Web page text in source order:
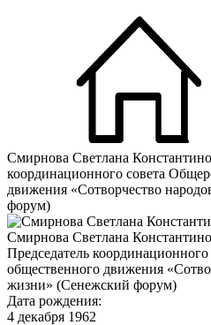
Смирнова Светлана
координационного совета
движения «Сотворчество
форум)
Смирнова Светлана
Председатель
общественного движения
жизни» (Сенежский форум)
Дата рождения:
4 декабря 1962